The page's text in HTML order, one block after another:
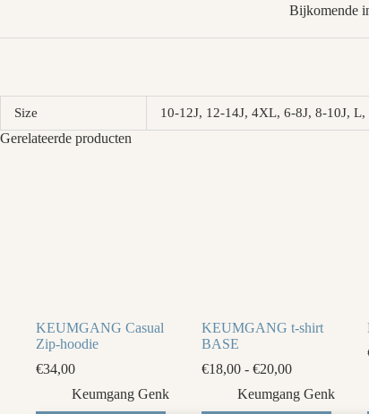
Bijkomende
Size 10-12J, 12-14J, 4XL, 6-8J, 8-10J,
Gerelateerde producten
KEUMGANG Casual
Zip-hoodie
€34,00
Keumgang Genk
KEUMGANG t-shirt
BASE
€18,00 - €20,00Prijsklasse:
tot
Keumgang Genk